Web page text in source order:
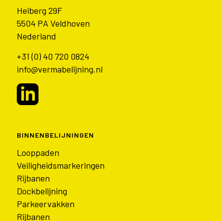
Heiberg 29F
5504 PA Veldhoven
Nederland
+31 (0) 40 720 0824
info@vermabelijning.nl
BINNENBELIJNINGEN
Looppaden
Veiligheidsmarkeringen
Rijbanen
Dockbelijning
Parkeervakken
Rijbanen